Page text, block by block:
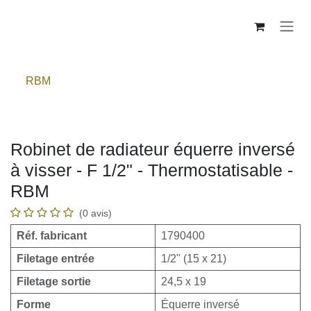
RBM
Robinet de radiateur équerre inversé
à visser - F 1/2" - Thermostatisable -
RBM
(0 avis)
Réf. fabricant
1790400
Filetage entrée
1/2" (15 x 21)
Filetage sortie
24,5 x 19
Forme
Équerre inversé